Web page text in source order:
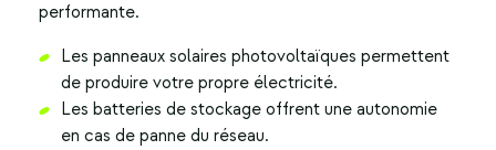
performante.
Les panneaux solaires photovoltaïques permettent
de produire votre propre électricité.
Les batteries de stockage offrent une autonomie
en cas de panne du réseau.